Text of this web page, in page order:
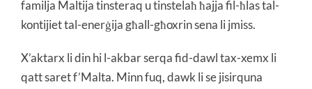
familja Maltija tinsteraq u tinstelaħ ħajja fil-ħlas tal-
kontijiet tal-enerġija għall-għoxrin sena li jmiss.
X’aktarx li din hi l-akbar serqa fid-dawl tax-xemx li
qatt saret f’Malta. Minn fuq, dawk li se jisirquna